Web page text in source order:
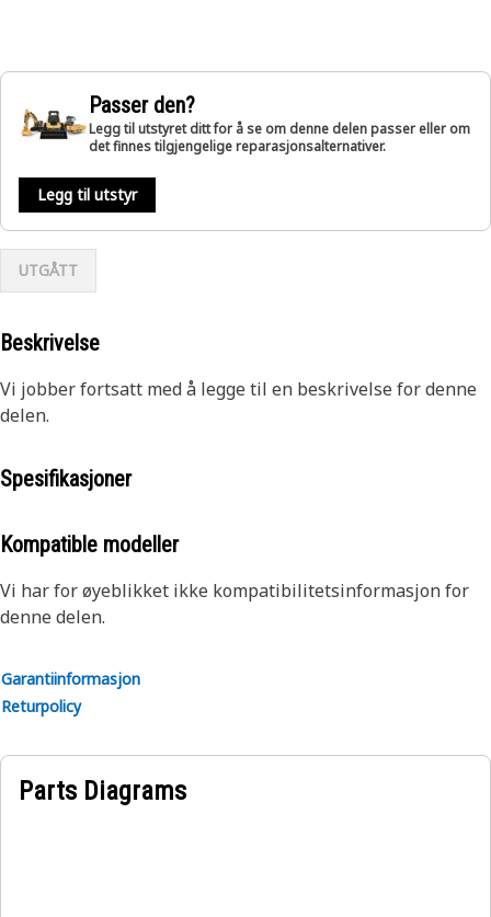
Passer den?
Legg til utstyret ditt for å se om denne delen passer eller om
det finnes tilgjengelige reparasjonsalternativer.
Legg til utstyr
UTGÅTT
Beskrivelse
Vi jobber fortsatt med å legge til en beskrivelse for denne
delen.
Spesifikasjoner
Kompatible modeller
Vi har for øyeblikket ikke kompatibilitetsinformasjon for
denne delen.
Garantiinformasjon
Returpolicy
Parts Diagrams